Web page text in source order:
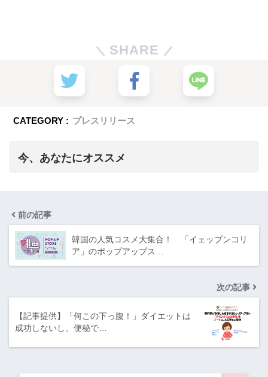
SHARE
CATEGORY : プレスリリース
今、あなたにオススメ
前の記事
韓国の人気コスメ大集合！ 「イェップンコリ
ア」のポップアップス…
次の記事
【記事提供】「何この下っ腹！」ダイエットは
成功しないし、便秘で…